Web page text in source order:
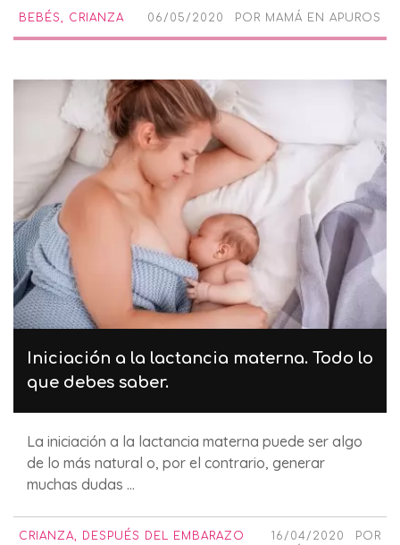
BEBÉS, CRIANZA 06/05/2020 POR MAMÁ EN APUROS
Iniciación a la lactancia materna. Todo lo
que debes saber.
La iniciación a la lactancia materna puede ser algo
de lo más natural o, por el contrario, generar
muchas dudas ...
CRIANZA, DESPUÉS DEL EMBARAZO 16/04/2020
POR